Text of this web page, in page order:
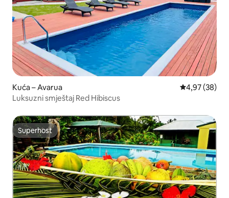
Kuća – Avarua Prosječna
4,97 (38)
Luksuzni smještaj Red Hibiscus
Superhost
Superhost